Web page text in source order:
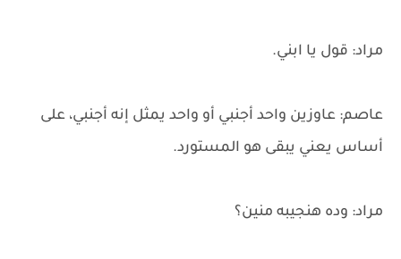
مراد: قول يا ابني.
عاصم: عاوزين واحد أجنبي أو واحد يمثل إنه أجنبي، على
أساس يعني يبقى هو المستورد.
مراد: وده هنجيبه منين؟